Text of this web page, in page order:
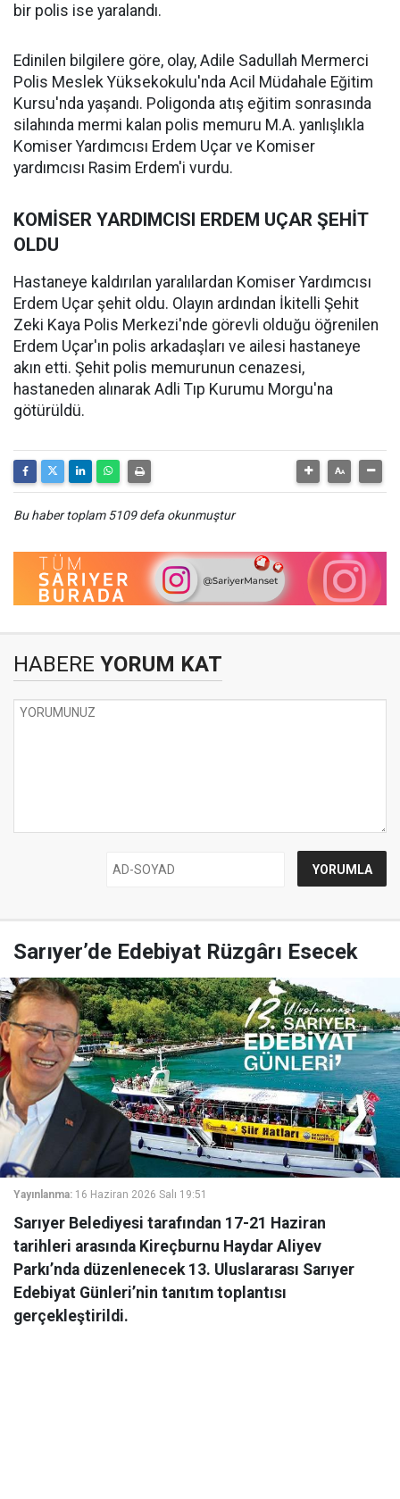
bir polis ise yaralandı.
Edinilen bilgilere göre, olay, Adile Sadullah Mermerci
Polis Meslek Yüksekokulu'nda Acil Müdahale Eğitim
Kursu'nda yaşandı. Poligonda atış eğitim sonrasında
silahında mermi kalan polis memuru M.A. yanlışlıkla
Komiser Yardımcısı Erdem Uçar ve Komiser
yardımcısı Rasim Erdem'i vurdu.
KOMİSER YARDIMCISI ERDEM UÇAR ŞEHİT
OLDU
Hastaneye kaldırılan yaralılardan Komiser Yardımcısı
Erdem Uçar şehit oldu. Olayın ardından İkitelli Şehit
Zeki Kaya Polis Merkezi'nde görevli olduğu öğrenilen
Erdem Uçar'ın polis arkadaşları ve ailesi hastaneye
akın etti. Şehit polis memurunun cenazesi,
hastaneden alınarak Adli Tıp Kurumu Morgu'na
götürüldü.
Bu haber toplam 5109 defa okunmuştur
HABERE YORUM KAT
Sarıyer’de Edebiyat Rüzgârı Esecek
Yayınlanma: 16 Haziran 2026 Salı 19:51
Sarıyer Belediyesi tarafından 17-21 Haziran
tarihleri arasında Kireçburnu Haydar Aliyev
Parkı’nda düzenlenecek 13. Uluslararası Sarıyer
Edebiyat Günleri’nin tanıtım toplantısı
gerçekleştirildi.